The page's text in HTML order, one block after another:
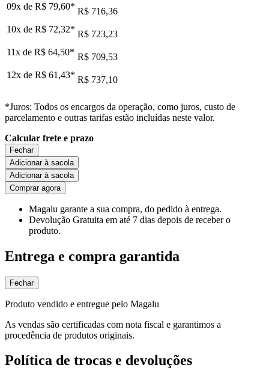
09x de R$ 79,60* R$ 716,36
10x de R$ 72,32* R$ 723,23
11x de R$ 64,50* R$ 709,53
12x de R$ 61,43* R$ 737,10
*Juros: Todos os encargos da operação, como juros, custo de
parcelamento e outras tarifas estão incluídas neste valor.
Calcular frete e prazo
Fechar
Adicionar à sacola
Adicionar à sacola
Comprar agora
Magalu garante a sua compra, do pedido à entrega.
Devolução Gratuita em até 7 dias depois de receber o
produto.
Entrega e compra garantida
Fechar
Produto vendido e entregue pelo Magalu
As vendas são certificadas com nota fiscal e garantimos a
procedência de produtos originais.
Política de trocas e devoluções